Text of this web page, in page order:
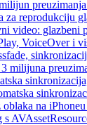
za reprodukciju
video: glazbeni
VoiceOver i
milijuna
oblaka na